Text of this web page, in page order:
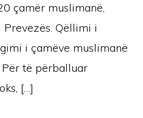
çamër muslimanë,
Qëllimi i
i çamëve muslimanë
të përballuar
[…]